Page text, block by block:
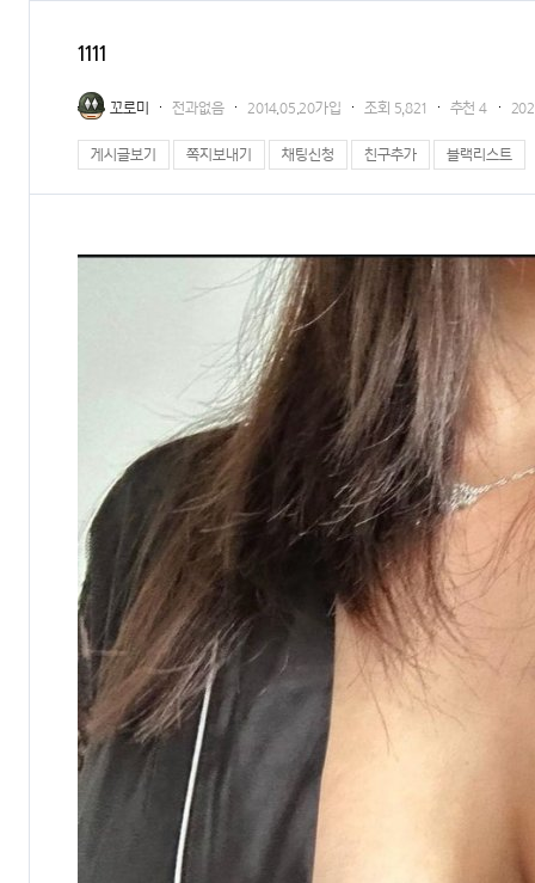
1111
꼬로미 전과없음 2014.05.20가입 조회 5,821 추천 4
게시글보기 쪽지보내기 채팅신청 친구추가 블랙리스트